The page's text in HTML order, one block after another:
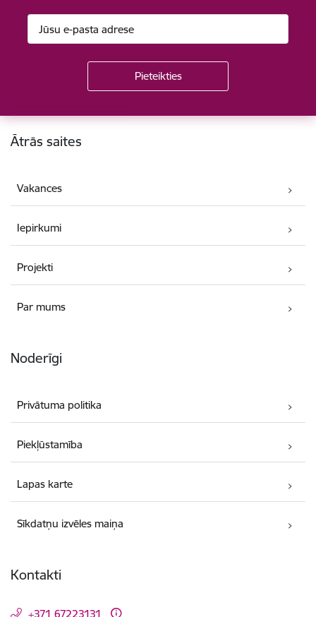
Kājene
Ātrās saites
Vakances
Iepirkumi
Projekti
Par mums
Noderīgi
Privātuma politika
Piekļūstamība
Lapas karte
Sīkdatņu izvēles maiņa
Kontakti
+371 67223131